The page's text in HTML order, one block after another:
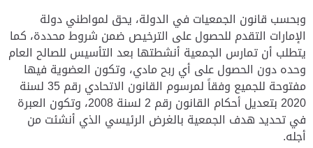
وبحسب قانون الجمعيات في الدولة، يحق لمواطني دولة
الإمارات التقدم للحصول على الترخيص ضمن شروط محددة، كما
يتطلب أن تمارس الجمعية أنشطتها بعد التأسيس للصالح العام
وحده دون الحصول على أي ربح مادي، وتكون العضوية فيها
مفتوحة للجميع وفقاً لمرسوم القانون الاتحادي رقم 35 لسنة
2020 بتعديل أحكام القانون رقم 2 لسنة 2008، وتكون العبرة
في تحديد هدف الجمعية بالغرض الرئيسي الذي أنشئت من
أجله.